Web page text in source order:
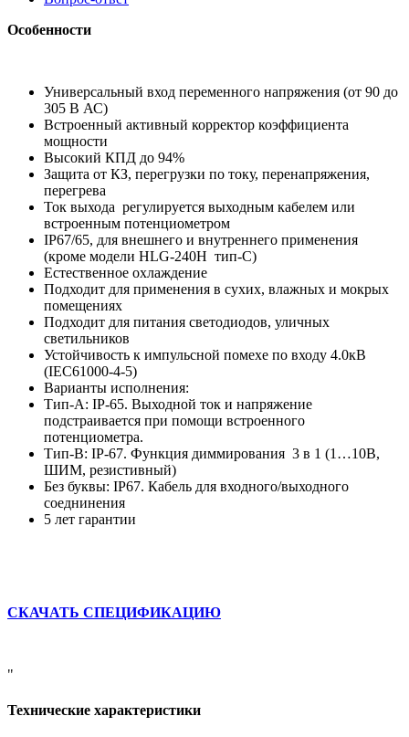
Особенности
Универсальный вход переменного напряжения (от 90 до
305 В АС)
Встроенный активный корректор коэффициента
мощности
Высокий КПД до 94%
Защита от КЗ, перегрузки по току, перенапряжения,
перегрева
Ток выхода регулируется выходным кабелем или
встроенным потенциометром
IP67/65, для внешнего и внутреннего применения
(кроме модели HLG-240H тип-С)
Естественное охлаждение
Подходит для применения в сухих, влажных и мокрых
помещениях
Подходит для питания светодиодов, уличных
светильников
Устойчивость к импульсной помехе по входу 4.0кВ
(IEC61000-4-5)
Варианты исполнения:
Тип-А: IP-65. Выходной ток и напряжение
подстраивается при помощи встроенного
потенциометра.
Тип-B: IP-67. Функция диммирования 3 в 1 (1…10В,
ШИМ, резистивный)
Без буквы: IP67. Кабель для входного/выходного
соеднинения
5 лет гарантии
СКАЧАТЬ СПЕЦИФИКАЦИЮ
"
Технические характеристики